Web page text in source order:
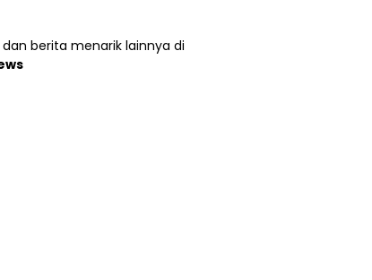
berita menarik lainnya di